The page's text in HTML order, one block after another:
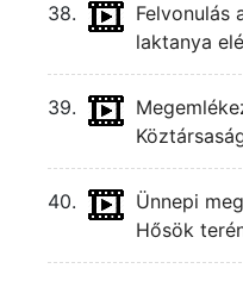
38.
Felvonulás
laktanya
39.
40.
Ünnepi
Hősök